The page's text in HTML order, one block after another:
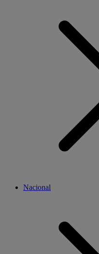
Nacional